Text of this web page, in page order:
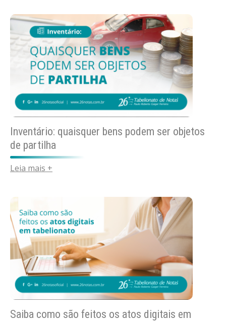
Inventário: quaisquer bens podem ser objetos
de partilha
Leia mais +
Saiba como são feitos os atos digitais em